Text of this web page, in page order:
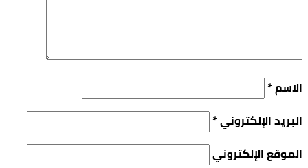
الاسم*
البريد الإلكتروني*
الموقع الإلكتروني